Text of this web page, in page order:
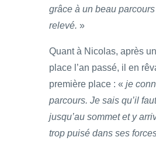
grâce à un beau
relevé. »
Quant à Nicolas, après
place l’an passé, il en
première place : « je
parcours. Je sais qu’il
jusqu’au sommet et y
trop puisé dans ses